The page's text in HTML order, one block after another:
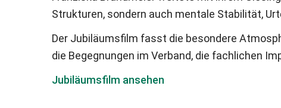
Strukturen, sondern auch mentale Stabilität,
Der Jubiläumsfilm fasst die besondere
die Begegnungen im Verband, die fachlichen
Jubiläumsfilm ansehen